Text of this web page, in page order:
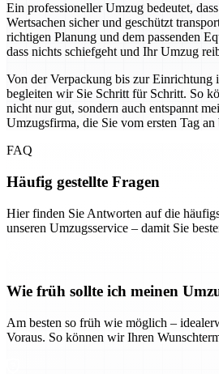
Ein professioneller Umzug bedeutet,
Wertsachen sicher und geschützt
richtigen Planung und dem passenden
dass nichts schiefgeht und Ihr Umzug
Von der Verpackung bis zur Einrichtung
begleiten wir Sie Schritt für Schritt. So
nicht nur gut, sondern auch entspannt
Umzugsfirma, die Sie vom ersten Tag an
FAQ
Häufig gestellte Fragen
Hier finden Sie Antworten auf die
unseren Umzugsservice – damit Sie
Wie früh sollte ich meinen
Am besten so früh wie möglich –
Voraus. So können wir Ihren